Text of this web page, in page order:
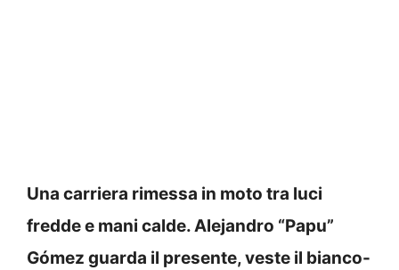
Una carriera rimessa in moto tra luci
fredde e mani calde. Alejandro “Papu”
Gómez guarda il presente, veste il bianco-